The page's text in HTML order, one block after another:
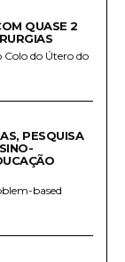
QUASE 2
Colo do Útero do
PESQUISA
based